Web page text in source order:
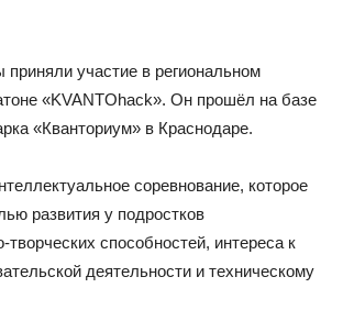
участие в региональном
«KVANTOhack». Он прошёл на базе
«Кванториум» в Краснодаре.
соревнование, которое
развития у подростков
творческих способностей, интереса к
деятельности и техническому